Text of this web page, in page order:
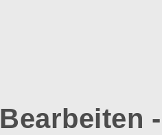
Bearbeiten